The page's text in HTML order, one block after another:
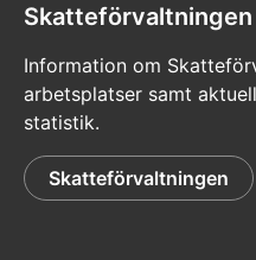
Skatteförvaltningen
Information om
arbetsplatser samt
statistik.
Skatteförvaltningen